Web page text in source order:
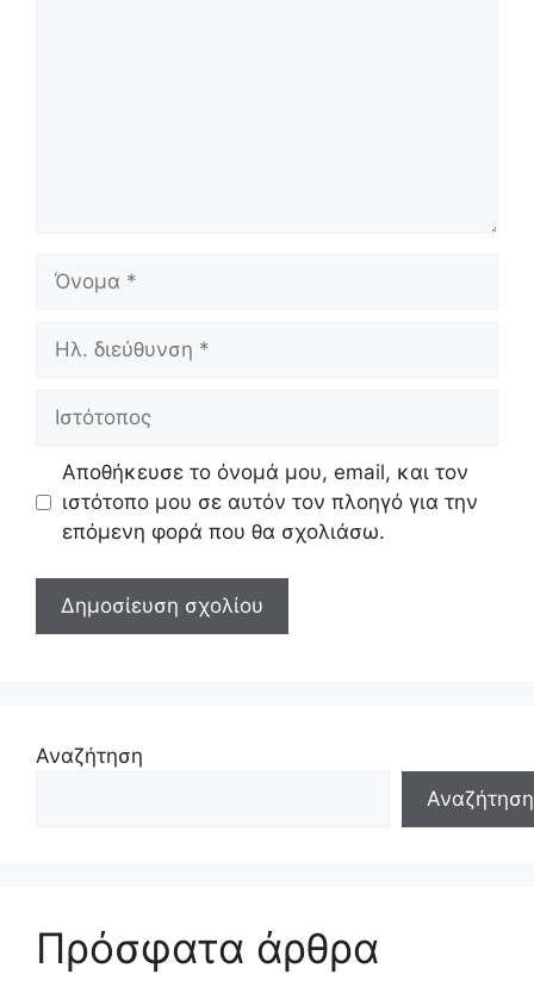
Όνομα
Ηλ.
Ιστότοπος
Αποθήκευσε το όνομά μου, email, και τον
ιστότοπο μου σε αυτόν τον πλοηγό για την
επόμενη φορά που θα σχολιάσω.
Αναζήτηση
Αναζήτηση
Πρόσφατα άρθρα